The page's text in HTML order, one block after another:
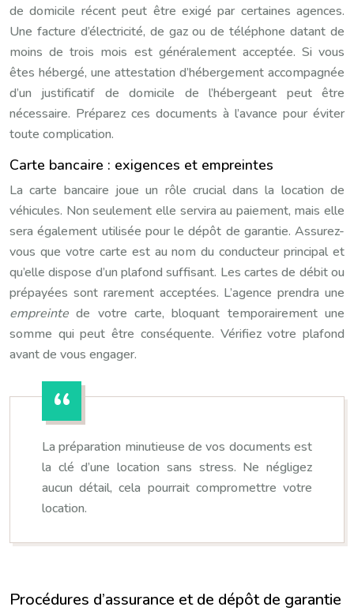
de domicile récent peut être exigé par certaines agences.
Une facture d’électricité, de gaz ou de téléphone datant de
moins de trois mois est généralement acceptée. Si vous
êtes hébergé, une attestation d’hébergement accompagnée
d’un justificatif de domicile de l’hébergeant peut être
nécessaire. Préparez ces documents à l’avance pour éviter
toute complication.
Carte bancaire : exigences et empreintes
La carte bancaire joue un rôle crucial dans la location de
véhicules. Non seulement elle servira au paiement, mais elle
sera également utilisée pour le dépôt de garantie. Assurez-
vous que votre carte est au nom du conducteur principal et
qu’elle dispose d’un plafond suffisant. Les cartes de débit ou
prépayées sont rarement acceptées. L’agence prendra une
empreintede votre carte, bloquant temporairement une
somme qui peut être conséquente. Vérifiez votre plafond
avant de vous engager.
La préparation minutieuse de vos documents est
la clé d’une location sans stress. Ne négligez
aucun détail, cela pourrait compromettre votre
location.
Procédures d’assurance et de dépôt de garantie